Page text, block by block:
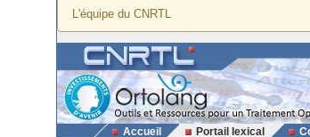
L'équipe du CNRTL
Accueil Portail lexical